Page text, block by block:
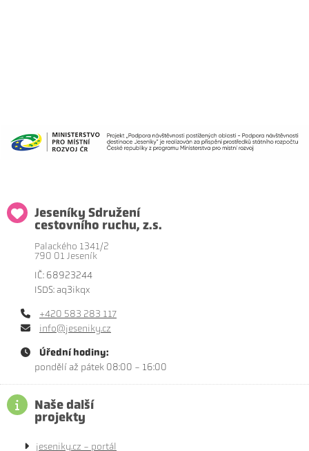
Jeseníky Sdružení
cestovního ruchu, z.s.
Palackého 1341/2
790 01 Jeseník
IČ: 68923244
ISDS: aq3ikqx
+420 583 283 117
info@jeseniky.cz
Úřední hodiny:
pondělí až pátek 08:00 - 16:00
Naše další
projekty
jeseniky.cz - portál